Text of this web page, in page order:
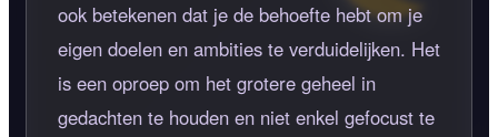
ook betekenen dat je de behoefte hebt om je
eigen doelen en ambities te verduidelijken. Het
is een oproep om het grotere geheel in
gedachten te houden en niet enkel gefocust te